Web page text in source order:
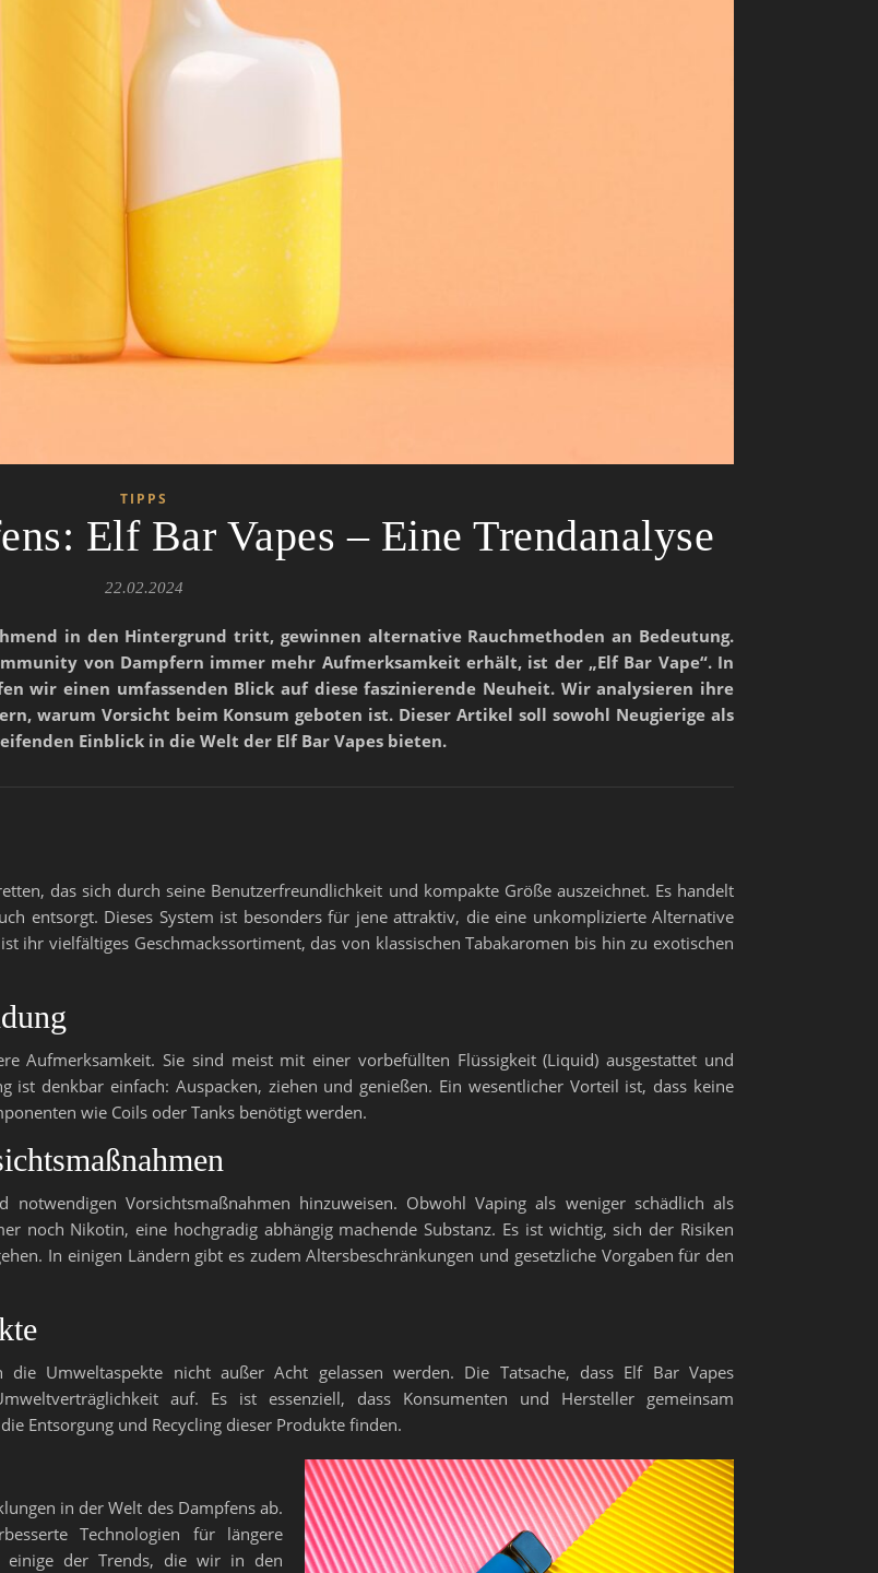
TIPPS
Elf Bar Vapes – Eine Trendanalyse
22.02.2024
in den Hintergrund tritt, gewinnen alternative Rauchmethoden an Bedeutung.
von Dampfern immer mehr Aufmerksamkeit erhält, ist der „Elf Bar Vape“. In
wir einen umfassenden Blick auf diese faszinierende Neuheit. Wir analysieren ihre
warum Vorsicht beim Konsum geboten ist. Dieser Artikel soll sowohl Neugierige als
Einblick in die Welt der Elf Bar Vapes bieten.
das sich durch seine Benutzerfreundlichkeit und kompakte Größe auszeichnet. Es handelt
entsorgt. Dieses System ist besonders für jene attraktiv, die eine unkomplizierte Alternative
ihr vielfältiges Geschmackssortiment, das von klassischen Tabakaromen bis hin zu exotischen
Aufmerksamkeit. Sie sind meist mit einer vorbefüllten Flüssigkeit (Liquid) ausgestattet und
ist denkbar einfach: Auspacken, ziehen und genießen. Ein wesentlicher Vorteil ist, dass keine
wie Coils oder Tanks benötigt werden.
Vorsichtsmaßnahmen hinzuweisen. Obwohl Vaping als weniger schädlich als
noch Nikotin, eine hochgradig abhängig machende Substanz. Es ist wichtig, sich der Risiken
In einigen Ländern gibt es zudem Altersbeschränkungen und gesetzliche Vorgaben für den
die Umweltaspekte nicht außer Acht gelassen werden. Die Tatsache, dass Elf Bar Vapes
auf. Es ist essenziell, dass Konsumenten und Hersteller gemeinsam
Entsorgung und Recycling dieser Produkte finden.
in der Welt des Dampfens ab.
Technologien für längere
einige der Trends, die wir in den